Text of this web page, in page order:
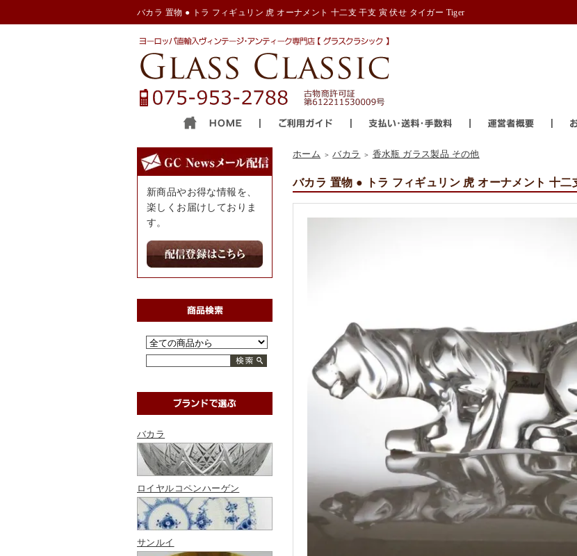
バカラ 置物 ● トラ フィギュリン 虎 オーナメント 十二支 干支 寅 伏せ タイガー Tiger
新商品やお得な情報を、
楽しくお届けしておりま
す。
バカラ
ロイヤルコペンハーゲン
サンルイ
ホーム ＞ バカラ ＞ 香水瓶 ガラス製品 その他
バカラ 置物 ● トラ フィギュリン 虎 オーナメント 十